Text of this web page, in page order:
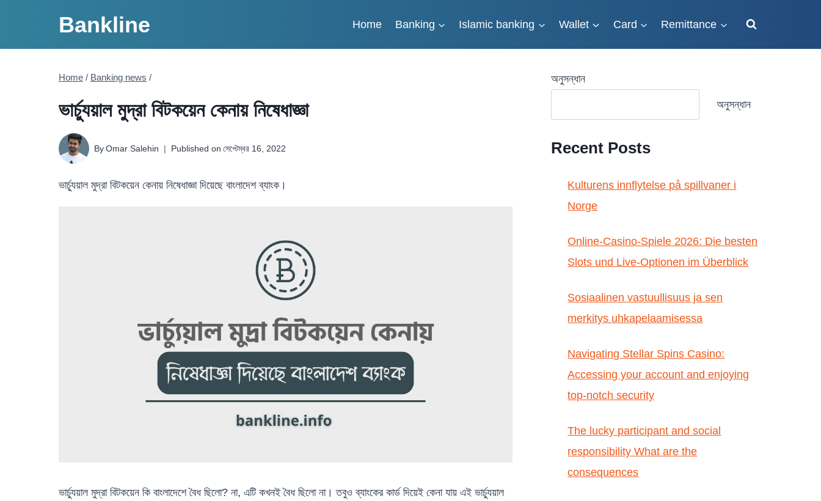
content
Bankline Home Banking Islamic banking Wallet Card Remittance
Home / Banking news /
ভার্চ্যুয়াল মুদ্রা বিটকয়েন কেনায় নিষেধাজ্ঞা
ByOmar Salehin Published on সেপ্টেম্বর 16, 2022
ভার্চ্যুয়াল মুদ্রা বিটকয়েন কেনায় নিষেধাজ্ঞা দিয়েছে বাংলাদেশ ব্যাংক।
ভার্চ্যুয়াল মুদ্রা বিটকয়েন কি বাংলাদেশে বৈধ ছিলো? না, এটি কখনই বৈধ ছিলো না। তবুও ব্যাংকের কার্ড দিয়েই কেনা যায় এই ভার্চ্যুয়াল
অনুসন্ধান
অনুসন্ধান
Recent Posts
Kulturens innflytelse på spillvaner i
Norge
Online-Casino-Spiele 2026: Die besten
Slots und Live-Optionen im Überblick
Sosiaalinen vastuullisuus ja sen
merkitys uhkapelaamisessa
Navigating Stellar Spins Casino:
Accessing your account and enjoying
top-notch security
The lucky participant and social
responsibility What are the
consequences